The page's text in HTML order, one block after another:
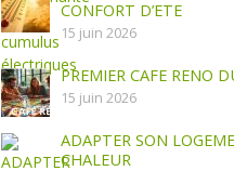
CONFORT D’ETE
15 juin 2026
PREMIER CAFE RENO
15 juin 2026
ADAPTER SON
CHALEUR